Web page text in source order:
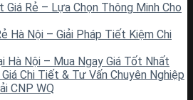
Giá Rẻ – Lựa Chọn Thông Minh Cho
Hà Nội – Giải Pháp Tiết Kiệm Chi
Hà Nội – Mua Ngay Giá Tốt Nhất
Chi Tiết & Tư Vấn Chuyên Nghiệp
CNP WQ